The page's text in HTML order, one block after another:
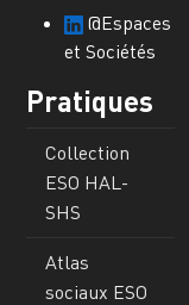
@Espaces
et Sociétés
Pratiques
Collection
ESO HAL-
SHS
Atlas
sociaux ESO